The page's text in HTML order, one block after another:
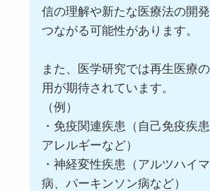
信の理解や新たな医療法の開
つながる可能性があります。
また、医学研究では再生医療
用が期待されています。
（例）
・免疫関連疾患（自己免疫疾患
アレルギーなど）
・神経変性疾患（アルツハイ
病、パーキンソン病など）